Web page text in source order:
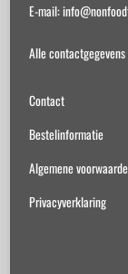
E-mail:
Alle contactgegevens
Contact
Bestelinformatie
Algemene
Privacyverklaring